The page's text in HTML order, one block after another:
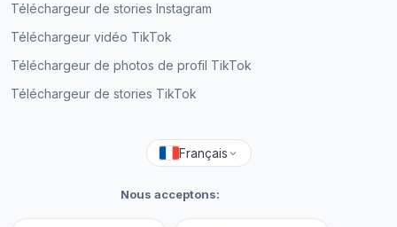
MJ Maya Jade
Téléchargeur de stories Instagram
Téléchargeur vidéo TikTok
Téléchargeur de photos de profil TikTok
Téléchargeur de stories TikTok
Français
Nous acceptons: